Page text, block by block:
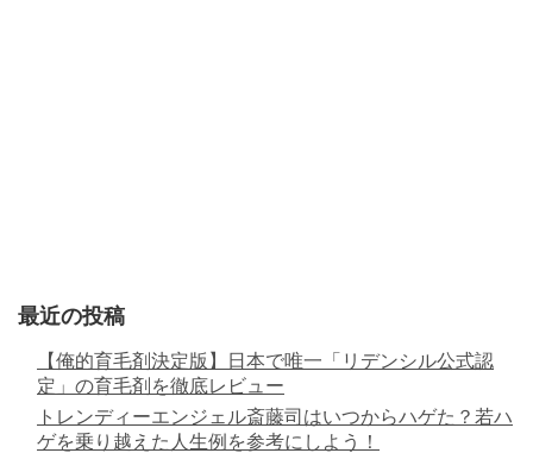
最近の投稿
【俺的育毛剤決定版】日本で唯一「リデンシル公式認
定」の育毛剤を徹底レビュー
トレンディーエンジェル斎藤司はいつからハゲた？若ハ
ゲを乗り越えた人生例を参考にしよう！